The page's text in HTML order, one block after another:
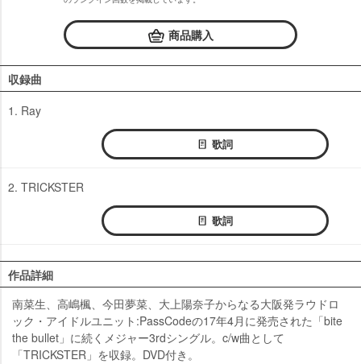
商品購入
収録曲
1. Ray
歌詞
2. TRICKSTER
歌詞
作品詳細
南菜生、高嶋楓、今田夢菜、大上陽奈子からなる大阪発ラウドロ
ック・アイドルユニット:PassCodeの17年4月に発売された「bite
the bullet」に続くメジャー3rdシングル。c/w曲として
「TRICKSTER」を収録。DVD付き。